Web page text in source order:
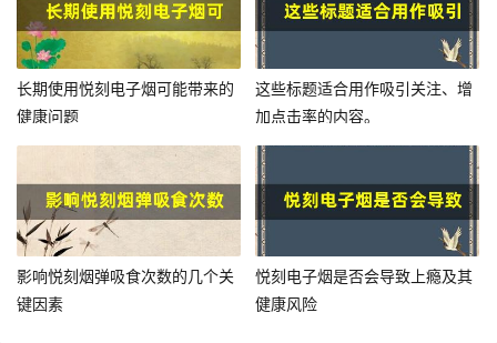
长期使用悦刻电子烟可能带来的
健康问题
这些标题适合用作吸引关注、增
加点击率的内容。
影响悦刻烟弹吸食次数的几个关
键因素
悦刻电子烟是否会导致上瘾及其
健康风险